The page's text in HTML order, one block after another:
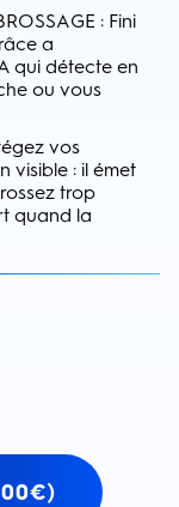
: Fini
a
qui détecte en
ou vous
vos
visible : il émet
trop
quand la